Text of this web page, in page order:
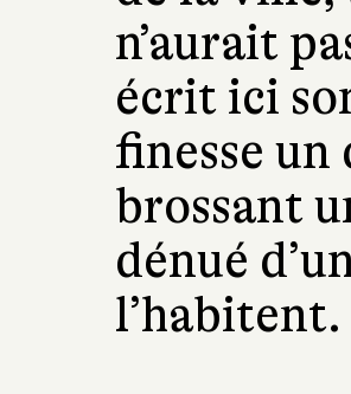
n’aurait
écrit ici
finesse
brossant
dénué
l’habitent.